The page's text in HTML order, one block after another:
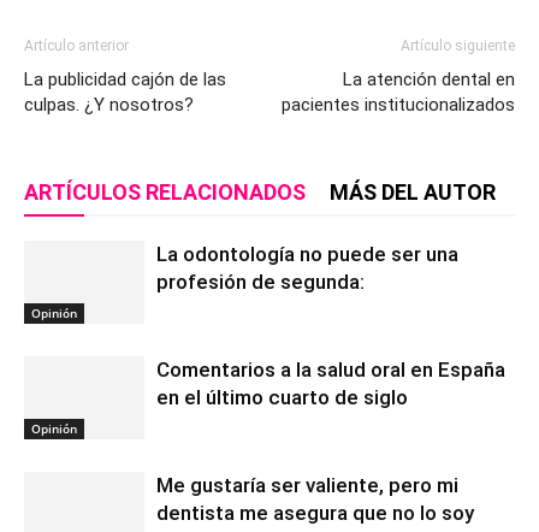
Artículo anterior
La publicidad cajón de las
culpas. ¿Y nosotros?
Artículo siguiente
La atención dental en
pacientes institucionalizados
ARTÍCULOS RELACIONADOS MÁS DEL AUTOR
Opinión
La odontología no puede ser una
profesión de segunda:
Opinión
Comentarios a la salud oral en España
en el último cuarto de siglo
Me gustaría ser valiente, pero mi
dentista me asegura que no lo soy